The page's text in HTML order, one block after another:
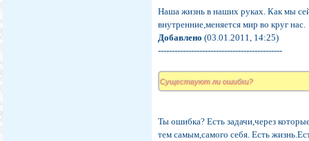
Наша жизнь в наших руках. Как мы
внутренние,меняется мир во круг нас.
Добавлено (03.01.2011, 14:25)
---------------------------------------------
Существуют ли ошибки?
Ты ошибка? Есть задачи,через
тем самым,самого себя. Есть